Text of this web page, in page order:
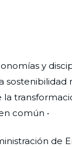
y
sostenibilidad
la
común •
de